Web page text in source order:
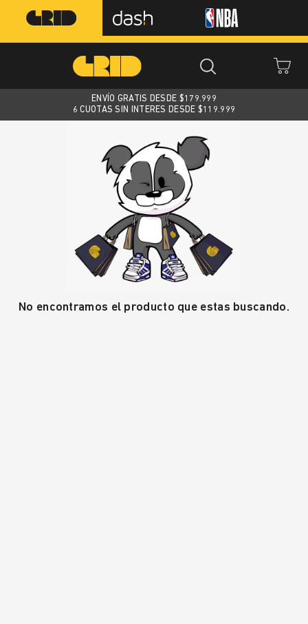
ENVÍO GRATIS DESDE $179.999
6 CUOTAS SIN INTERES DESDE $119.999
No encontramos el producto que estas buscando.